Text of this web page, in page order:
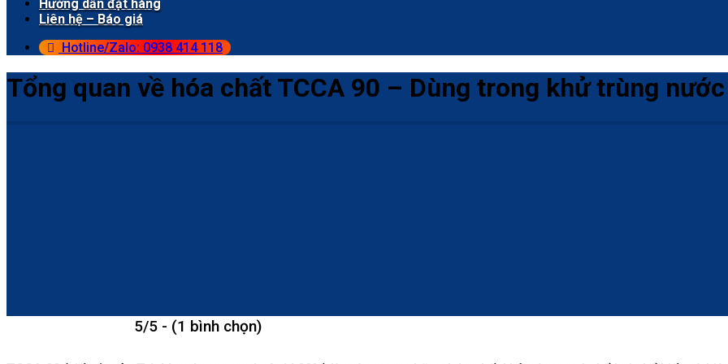
Hướng dẫn đặt hàng
Liên hệ – Báo giá
Hotline/Zalo: 0938 414 118
Tổng quan về hóa chất TCCA 90 – Dùng trong khử trùng
5/5 - (1 bình chọn)